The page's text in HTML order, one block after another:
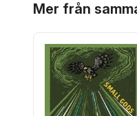
Mer från